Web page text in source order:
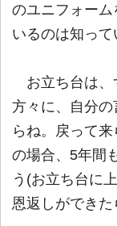
のユニフォー
いるのは知って
お立ち台は、
方々に、自分
らね。戻って
の場合、5年間
う(お立ち台に
恩返しができた